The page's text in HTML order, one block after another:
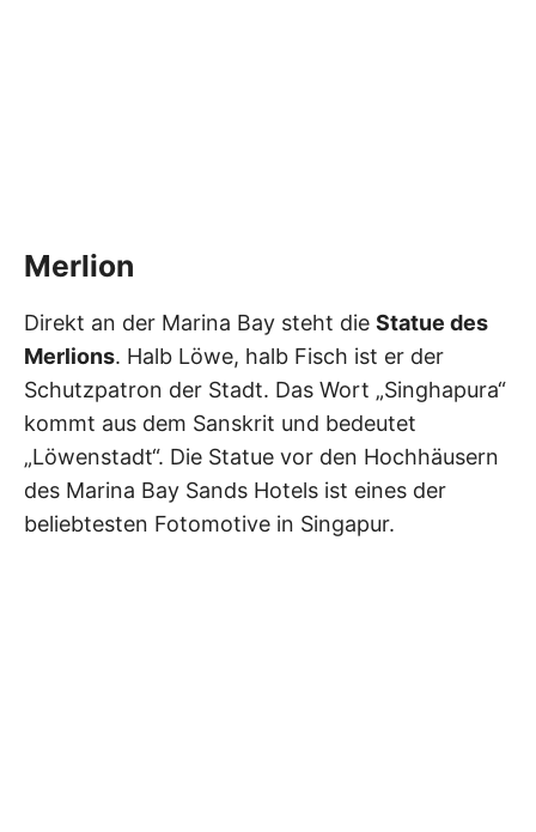
Merlion
Direkt an der Marina Bay steht die Statue des
Merlions. Halb Löwe, halb Fisch ist er der
Schutzpatron der Stadt. Das Wort „Singhapura“
kommt aus dem Sanskrit und bedeutet
„Löwenstadt“. Die Statue vor den Hochhäusern
des Marina Bay Sands Hotels ist eines der
beliebtesten Fotomotive in Singapur.